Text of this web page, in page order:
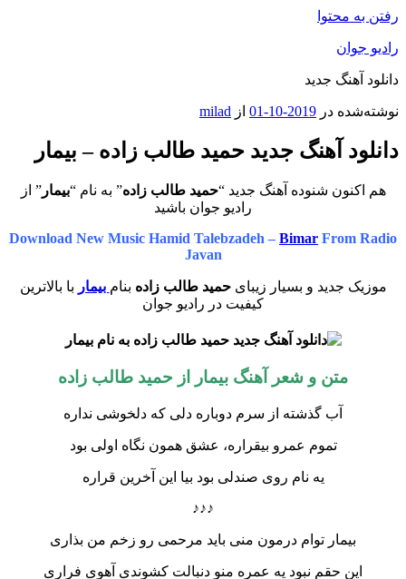
رفتن به محتوا
رادیو جوان
دانلود آهنگ جدید
نوشته‌شده در 2019-10-01 از milad
دانلود آهنگ جدید حمید طالب زاده – بیمار
هم اکنون شنوده آهنگ جدید “حمید طالب زاده” به نام “بیمار” از
رادیو جوان باشید
Download New Music Hamid Talebzadeh – Bimar From Radio
Javan
موزیک جدید و بسیار زیبای حمید طالب زاده بنام بیمار با بالاترین
کیفیت در رادیو جوان
متن و شعر آهنگ بیمار از حمید طالب زاده
آب گذشته از سرم دوباره دلی که دلخوشی نداره
تموم عمرو بیقراره، عشق همون نگاه اولی بود
یه نام روی صندلی بود بیا این آخرین قراره
♪♪♪
بیمار توام درمون منی باید مرحمی رو زخم من بذاری
این حقم نبود یه عمره منو دنبالت کشوندی آهوی فراری